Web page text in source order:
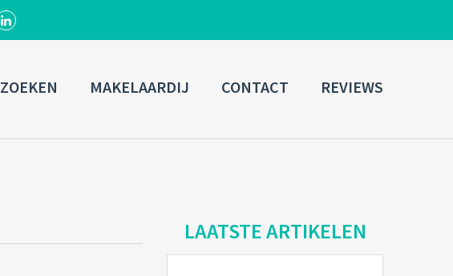
Username
Connect with:
ZOEKEN MAKELAARDIJ CONTACT REVIEWS
LAATSTE ARTIKELEN